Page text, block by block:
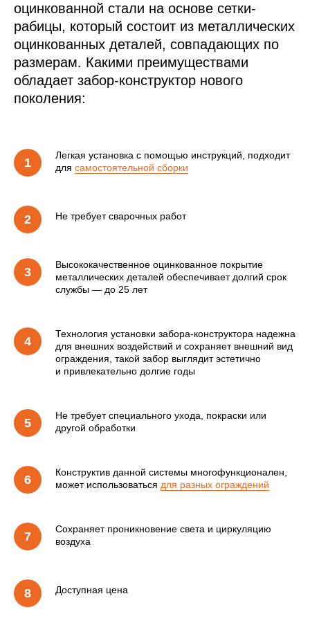
оцинкованной стали на основе сетки-
рабицы, который состоит из металлических
оцинкованных деталей, совпадающих по
размерам. Какими преимуществами
обладает забор-конструктор нового
поколения:
Легкая установка с помощью инструкций, подходит
для самостоятельной сборки
Не требует сварочных работ
Высококачественное оцинкованное покрытие
металлических деталей обеспечивает долгий срок
службы — до 25 лет
Технология установки забора-конструктора надежна
для внешних воздействий и сохраняет внешний вид
ограждения, такой забор выглядит эстетично
и привлекательно долгие годы
Не требует специального ухода, покраски или
другой обработки
Конструктив данной системы многофункционален,
может использоваться для разных ограждений
Сохраняет проникновение света и циркуляцию
воздуха
Доступная цена